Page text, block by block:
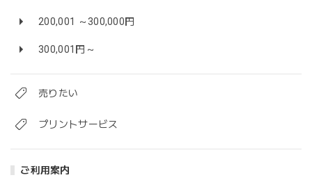
200,001 ～300,000円
300,001円～
売りたい
プリントサービス
ご利用案内